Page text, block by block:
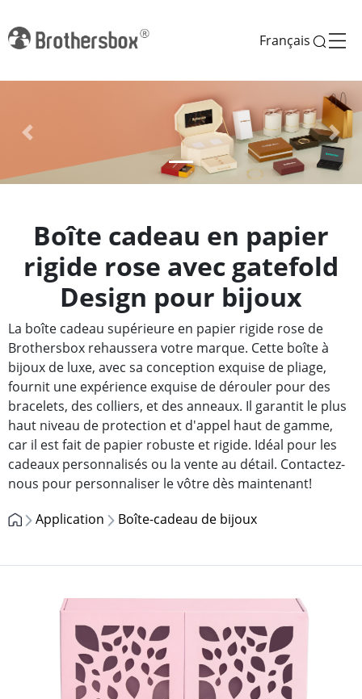
Français
Previous Next
Boîte cadeau en papier
rigide rose avec gatefold
Design pour bijoux
La boîte cadeau supérieure en papier rigide rose de
Brothersbox rehaussera votre marque. Cette boîte à
bijoux de luxe, avec sa conception exquise de pliage,
fournit une expérience exquise de dérouler pour des
bracelets, des colliers, et des anneaux. Il garantit le plus
haut niveau de protection et d'appel haut de gamme,
car il est fait de papier robuste et rigide. Idéal pour les
cadeaux personnalisés ou la vente au détail. Contactez-
nous pour personnaliser le vôtre dès maintenant!
Application
Boîte-cadeau de bijoux